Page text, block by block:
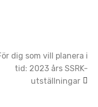
dig som vill planera i
tid: 2023 års SSRK-
utställningar